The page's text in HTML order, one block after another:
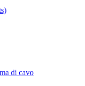
di cavo